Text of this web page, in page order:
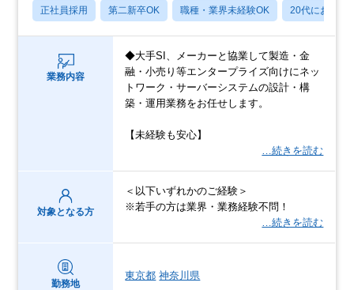
正社員採用 第二新卒OK 職種・業界未経験OK 20代におすす
業務内容
◆大手SI、メーカーと協業して製造・金
融・小売り等エンタープライズ向けにネッ
トワーク・サーバーシステムの設計・構
築・運用業務をお任せします。
【未経験も安心】
…続きを読む
対象となる方
＜以下いずれかのご経験＞
※若手の方は業界・業務経験不問！
…続きを読む
勤務地
東京都 神奈川県